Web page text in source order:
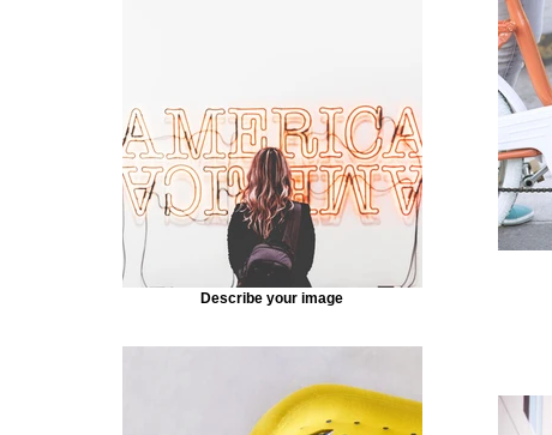
Data. Once connected, you can save time by
your collection—no need to open the Editor, or mess
Add any type of content to your collection, such as rich
or upload a CSV file. You can also collect and store
using input elements like custom forms and fields.
across teams by assigning permissions setting custom
displaying content from the right collection fields. Ready
Describe your image